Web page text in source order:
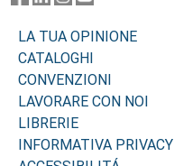
LA TUA OPINIONE
CATALOGHI
CONVENZIONI
LAVORARE CON NOI
LIBRERIE
INFORMATIVA PRIVACY